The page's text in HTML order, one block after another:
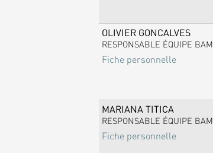
OLIVIER GONCALVES
RESPONSABLE ÉQUIPE BAM
Fiche personnelle
MARIANA TITICA
RESPONSABLE ÉQUIPE BAM
Fiche personnelle